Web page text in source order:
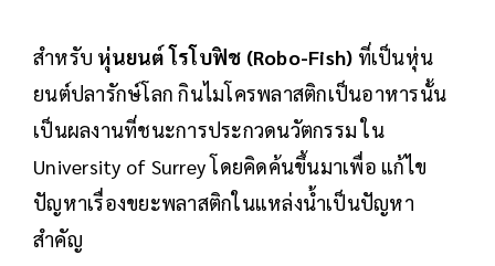
สำหรับ หุ่นยนต์ โรโบฟิช (Robo-Fish) ที่เป็นหุ่น
ยนต์ปลารักษ์โลก กินไมโครพลาสติกเป็นอาหารนั้น
เป็นผลงานที่ชนะการประกวดนวัตกรรม ใน
University of Surrey โดยคิดค้นขึ้นมาเพื่อ แก้ไข
ปัญหาเรื่องขยะพลาสติกในแหล่งน้ำเป็นปัญหา
สำคัญ